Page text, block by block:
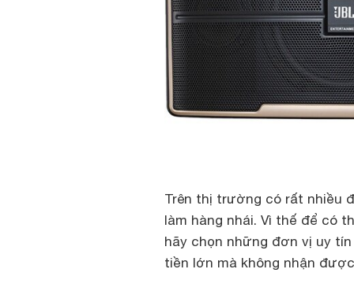
Trên thị trường có rất nhiều
làm hàng nhái. Vì thế để có
hãy chọn những đơn vị uy
tiền lớn mà không nhận